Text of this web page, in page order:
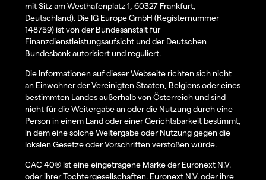
mit Sitz am Westhafenplatz 1, 60327 Frankfurt,
Deutschland). Die IG Europe GmbH (Registernummer
148759) ist von der Bundesanstalt für
Finanzdienstleistungsaufsicht und der Deutschen
Bundesbank autorisiert und reguliert.
Die Informationen auf dieser Webseite richten sich nicht
an Einwohner der Vereinigten Staaten, Belgiens oder eines
bestimmten Landes außerhalb von Österreich und sind
nicht für die Weitergabe an oder die Nutzung durch eine
Person in einem Land oder einer Gerichtsbarkeit bestimmt,
in dem eine solche Weitergabe oder Nutzung gegen die
lokalen Gesetze oder Vorschriften verstoßen würde.
CAC 40® ist eine eingetragene Marke der Euronext N.V.
oder ihrer Tochtergesellschaften. Euronext N.V. oder ihre